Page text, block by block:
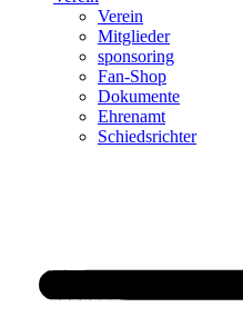
Verein
Mitglieder
sponsoring
Fan-Shop
Dokumente
Ehrenamt
Schiedsrichter